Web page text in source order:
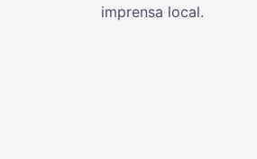
imprensa local.